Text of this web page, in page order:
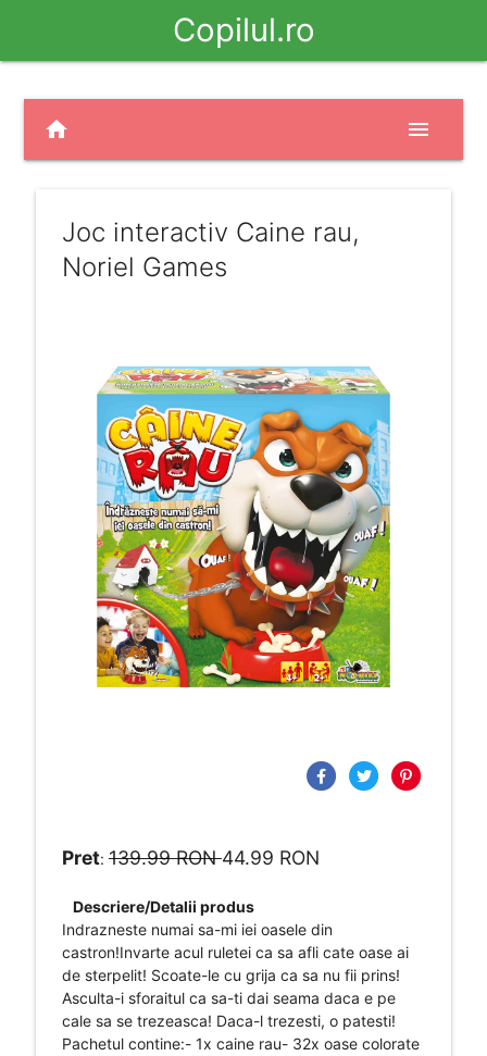
Copilul.ro
home menu
Joc interactiv Caine rau,
Noriel Games
Pret: 139.99 RON44.99 RON
Descriere/Detalii produs
Indrazneste numai sa-mi iei oasele din
castron!Invarte acul ruletei ca sa afli cate oase ai
de sterpelit! Scoate-le cu grija ca sa nu fii prins!
Asculta-i sforaitul ca sa-ti dai seama daca e pe
cale sa se trezeasca! Daca-l trezesti, o patesti!
Pachetul contine:- 1x caine rau- 32x oase colorate